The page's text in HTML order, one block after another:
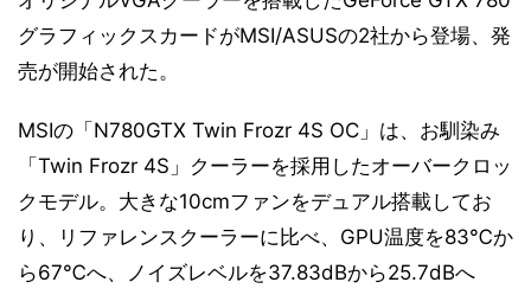
グラフィックスカードがMSI/ASUSの2社から登場、発
売が開始された。
MSIの「N780GTX Twin Frozr 4S OC」は、お馴染み
「Twin Frozr 4S」クーラーを採用したオーバークロッ
クモデル。大きな10cmファンをデュアル搭載してお
り、リファレンスクーラーに比べ、GPU温度を83℃か
ら67℃へ、ノイズレベルを37.83dBから25.7dBへ